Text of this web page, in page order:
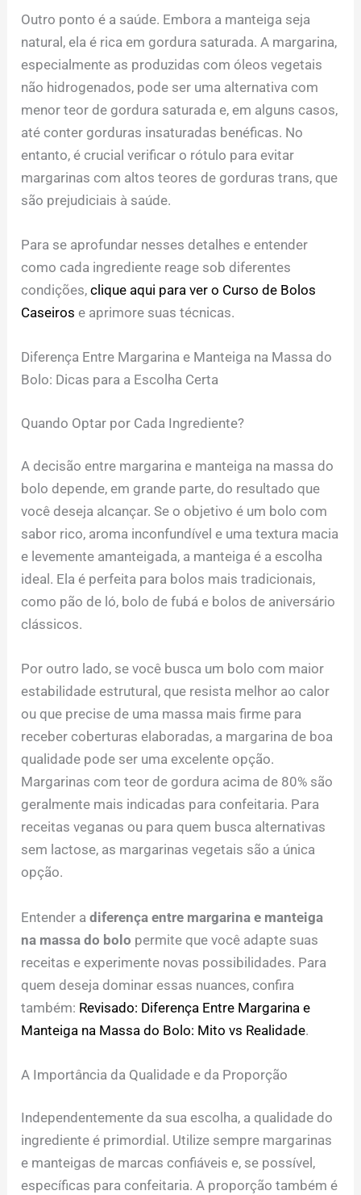
Outro ponto é a saúde. Embora a manteiga seja
natural, ela é rica em gordura saturada. A margarina,
especialmente as produzidas com óleos vegetais
não hidrogenados, pode ser uma alternativa com
menor teor de gordura saturada e, em alguns casos,
até conter gorduras insaturadas benéficas. No
entanto, é crucial verificar o rótulo para evitar
margarinas com altos teores de gorduras trans, que
são prejudiciais à saúde.
Para se aprofundar nesses detalhes e entender
como cada ingrediente reage sob diferentes
condições,clique aqui para ver o Curso de Bolos
Caseiros e aprimore suas técnicas.
Diferença Entre Margarina e Manteiga na Massa do
Bolo: Dicas para a Escolha Certa
Quando Optar por Cada Ingrediente?
A decisão entre margarina e manteiga na massa do
bolo depende, em grande parte, do resultado que
você deseja alcançar. Se o objetivo é um bolo com
sabor rico, aroma inconfundível e uma textura macia
e levemente amanteigada, a manteiga é a escolha
ideal. Ela é perfeita para bolos mais tradicionais,
como pão de ló, bolo de fubá e bolos de aniversário
clássicos.
Por outro lado, se você busca um bolo com maior
estabilidade estrutural, que resista melhor ao calor
ou que precise de uma massa mais firme para
receber coberturas elaboradas, a margarina de boa
qualidade pode ser uma excelente opção.
Margarinas com teor de gordura acima de 80% são
geralmente mais indicadas para confeitaria. Para
receitas veganas ou para quem busca alternativas
sem lactose, as margarinas vegetais são a única
opção.
Entender adiferença entre margarina e manteiga
na massa do bolo permite que você adapte suas
receitas e experimente novas possibilidades. Para
quem deseja dominar essas nuances, confira
também: Revisado: Diferença Entre Margarina e
Manteiga na Massa do Bolo: Mito vs Realidade.
A Importância da Qualidade e da Proporção
Independentemente da sua escolha, a qualidade do
ingrediente é primordial. Utilize sempre margarinas
e manteigas de marcas confiáveis e, se possível,
específicas para confeitaria. A proporção também é